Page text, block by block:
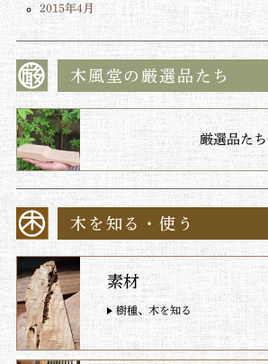
2015年4月
木風堂の厳選品たち
厳選品たち
木を知る・使う
素材
樹種、木を知る